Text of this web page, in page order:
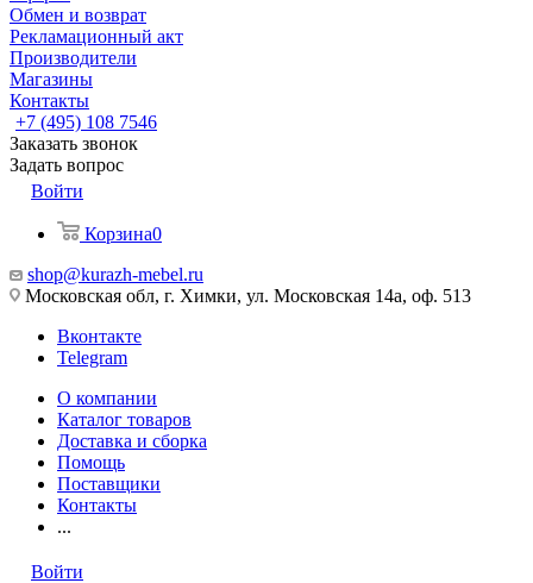
Обмен и возврат
Рекламационный акт
Производители
Магазины
Контакты
+7 (495) 108 7546
Заказать звонок
Задать вопрос
Войти
Корзина0
shop@kurazh-mebel.ru
Московская обл, г. Химки, ул. Московская 14а, оф. 513
Вконтакте
Telegram
О компании
Каталог товаров
Доставка и сборка
Помощь
Поставщики
Контакты
...
Войти